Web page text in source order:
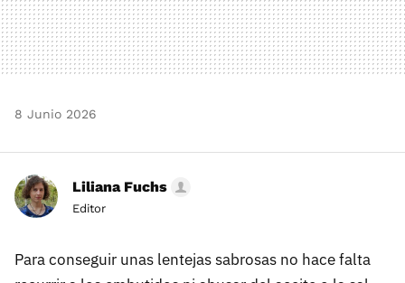
8 Junio 2026
Liliana Fuchs
Editor
Para conseguir unas lentejas sabrosas no hace falta